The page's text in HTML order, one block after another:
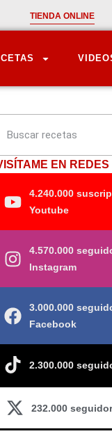
TIENDA ONLINE
EN
4.240.000
Youtube
4.570.000
Instagram
3.000.000
Facebook
2.300.000
232.000